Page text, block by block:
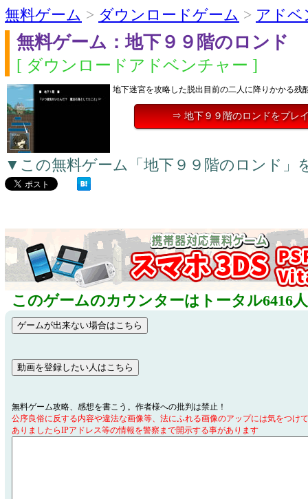
無料ゲーム > ダウンロードゲーム > アドベ
無料ゲーム：地下９９階のロンド
[ ダウンロードアドベンチャー ]
地下迷宮を攻略した脱出目前の二人に降りかかる残
⇒ 地下９９階のロンドをプレ
▼この無料ゲーム「地下９９階のロンド」
このゲームのカウンターはトータル6416
無料ゲーム攻略、感想を書こう。作者様への批判は禁止！
公序良俗に反する内容や違法な画像等、法にふれる画像のアップには気をつけ
ありましたらIPアドレス等の情報を警察まで開示する事があります